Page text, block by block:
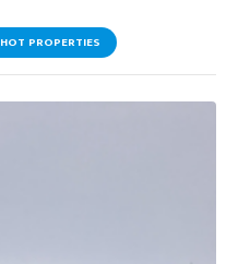
HOT PROPERTIES